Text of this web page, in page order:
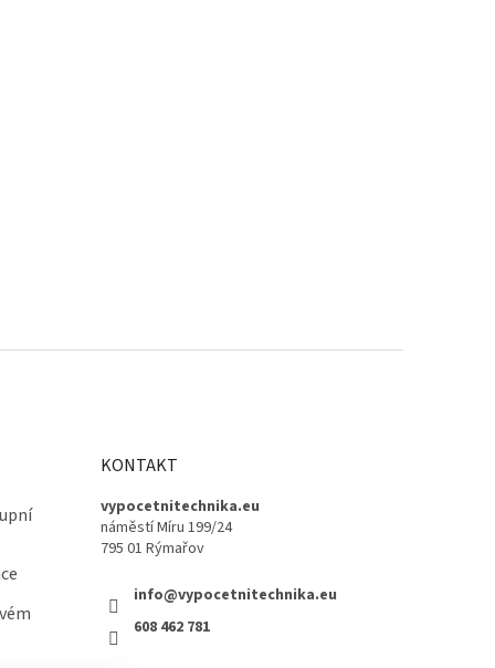
KONTAKT
vypocetnitechnika.eu
náměstí Míru 199/24
795 01 Rýmařov
info@vypocetnitechnika.eu
608 462 781